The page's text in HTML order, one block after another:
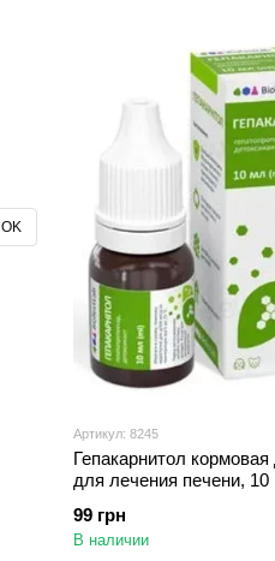
Артикул: 8245
Гепакарнитол
для лечения печени,
99 грн
В наличии
OK